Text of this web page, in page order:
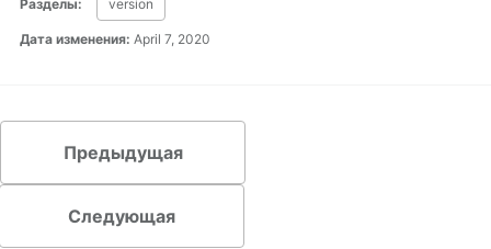
Разделы: version
Дата изменения: April 7, 2020
Предыдущая
Следующая